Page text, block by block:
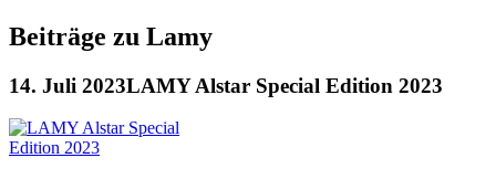
Beiträge zu Lamy
14. Juli 2023LAMY Alstar Special Edition 2023